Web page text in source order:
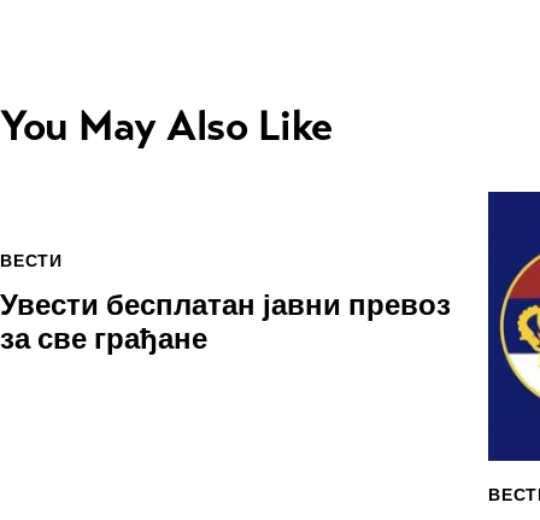
You May Also Like
ВЕСТИ
Увести бесплатан јавни превоз
за све грађане